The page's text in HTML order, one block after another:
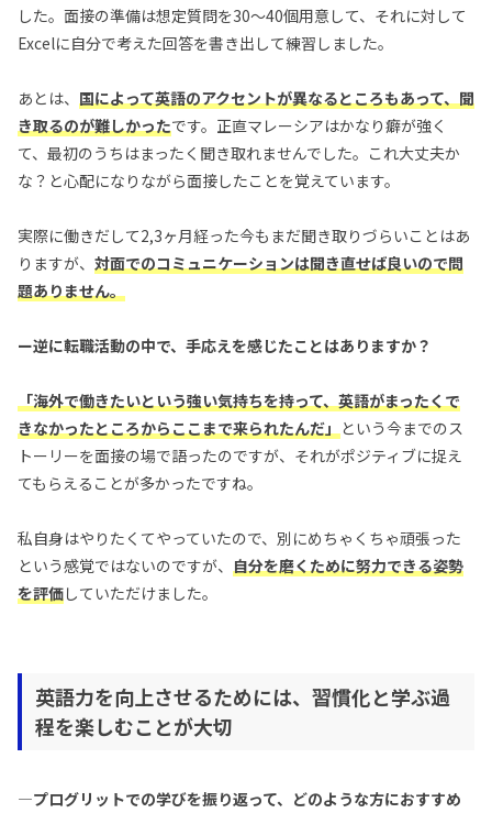
した。面接の準備は想定質問を30〜40個用意して、それに対して
Excelに自分で考えた回答を書き出して練習しました。
あとは、 国によって英語のアクセントが異なるところもあって、聞
き取るのが難しかったです。正直マレーシアはかなり癖が強く
て、最初のうちはまったく聞き取れませんでした。これ大丈夫か
な？と心配になりながら面接したことを覚えています。
実際に働きだして2,3ヶ月経った今もまだ聞き取りづらいことはあ
りますが、 対面でのコミュニケーションは聞き直せば良いので問
題ありません。
ー逆に転職活動の中で、手応えを感じたことはありますか？
「海外で働きたいという強い気持ちを持って、英語がまったくで
きなかったところからここまで来られたんだ」 という今までのス
トーリーを面接の場で語ったのですが、それがポジティブに捉え
てもらえることが多かったですね。
私自身はやりたくてやっていたので、別にめちゃくちゃ頑張った
という感覚ではないのですが、 自分を磨くために努力できる姿勢
を評価していただけました。
英語力を向上させるためには、習慣化と学ぶ過
程を楽しむことが大切
—プログリットでの学びを振り返って、どのような方におすすめ